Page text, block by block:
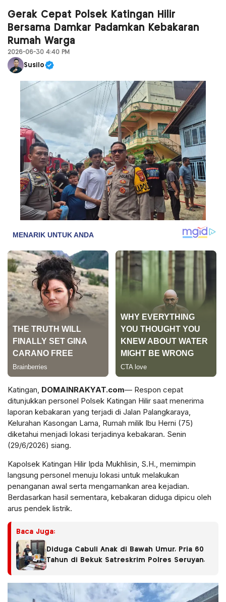
Gerak Cepat Polsek Katingan Hilir
Bersama Damkar Padamkan Kebakaran
Rumah Warga
2026-06-30 4:40 PM
Susilo
Katingan, DOMAINRAKYAT.com— Respon cepat
ditunjukkan personel Polsek Katingan Hilir saat menerima
laporan kebakaran yang terjadi di Jalan Palangkaraya,
Kelurahan Kasongan Lama, Rumah milik Ibu Herni (75)
diketahui menjadi lokasi terjadinya kebakaran. Senin
(29/6/2026) siang.
Kapolsek Katingan Hilir Ipda Mukhlisin, S.H., memimpin
langsung personel menuju lokasi untuk melakukan
penanganan awal serta mengamankan area kejadian.
Berdasarkan hasil sementara, kebakaran diduga dipicu oleh
arus pendek listrik.
Baca Juga:
Diduga Cabuli Anak di Bawah Umur, Pria 60
Tahun di Bekuk Satreskrim Polres Seruyan.